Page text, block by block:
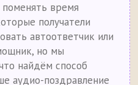
время
получатели
автоответчик или
но мы
найдём способ
аудио-поздравление